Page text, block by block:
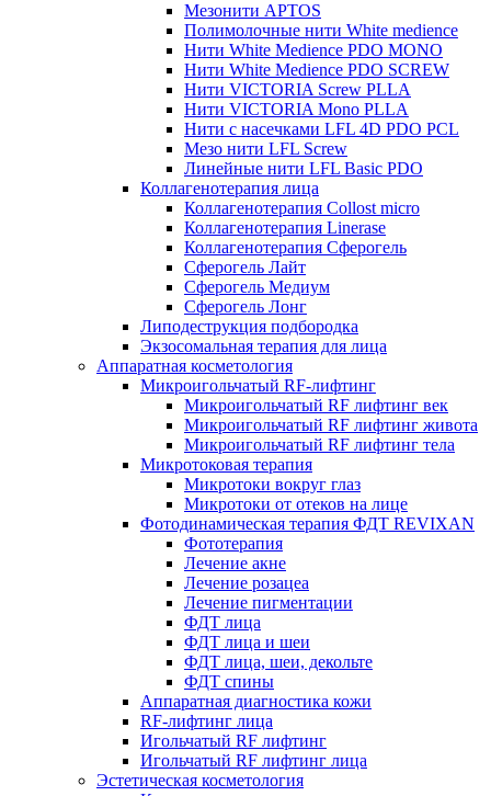
Мезонити APTOS
Полимолочные нити White medience
Нити White Medience PDO MONO
Нити White Medience PDO SCREW
Нити VICTORIA Screw PLLA
Нити VICTORIA Mono PLLA
Нити с насечками LFL 4D PDO PCL
Мезо нити LFL Screw
Линейные нити LFL Basic PDO
Коллагенотерапия лица
Коллагенотерапия Collost micro
Коллагенотерапия Linerase
Коллагенотерапия Сферогель
Сферогель Лайт
Сферогель Медиум
Сферогель Лонг
Липодеструкция подбородка
Экзосомальная терапия для лица
Аппаратная косметология
Микроигольчатый RF-лифтинг
Микроигольчатый RF лифтинг век
Микроигольчатый RF лифтинг живота
Микроигольчатый RF лифтинг тела
Микротоковая терапия
Микротоки вокруг глаз
Микротоки от отеков на лице
Фотодинамическая терапия ФДТ REVIXAN
Фототерапия
Лечение акне
Лечение розацеа
Лечение пигментации
ФДТ лица
ФДТ лица и шеи
ФДТ лица, шеи, декольте
ФДТ спины
Аппаратная диагностика кожи
RF-лифтинг лица
Игольчатый RF лифтинг
Игольчатый RF лифтинг лица
Эстетическая косметология